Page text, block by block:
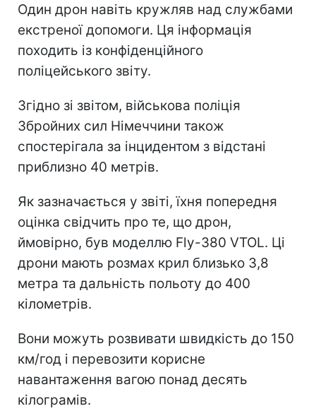
Один дрон навіть кружляв над службами
екстреної допомоги. Ця інформація
походить із конфіденційного
поліцейського звіту.
Згідно зі звітом, військова поліція
Збройних сил Німеччини також
спостерігала за інцидентом з відстані
приблизно 40 метрів.
Як зазначається у звіті, їхня попередня
оцінка свідчить про те, що дрон,
ймовірно, був моделлю Fly-380 VTOL. Ці
дрони мають розмах крил близько 3,8
метра та дальність польоту до 400
кілометрів.
Вони можуть розвивати швидкість до 150
км/год і перевозити корисне
навантаження вагою понад десять
кілограмів.